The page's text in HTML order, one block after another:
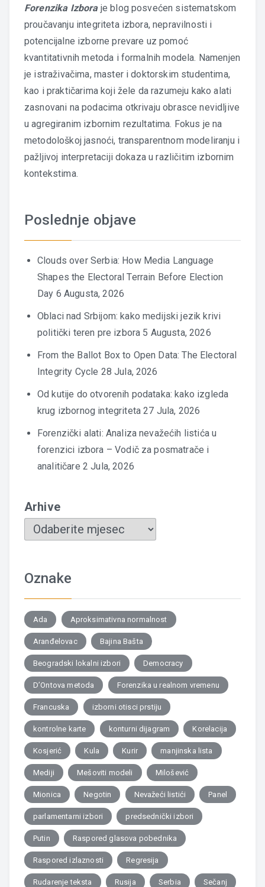
Forenzika Izboraje blog posvećen sistematskom
proučavanju integriteta izbora, nepravilnosti i
potencijalne izborne prevare uz pomoć
kvantitativnih metoda i formalnih modela. Namenjen
je istraživačima, master i doktorskim studentima,
kao i praktičarima koji žele da razumeju kako alati
zasnovani na podacima otkrivaju obrasce nevidljive
u agregiranim izbornim rezultatima. Fokus je na
metodološkoj jasnoći, transparentnom modeliranju i
pažljivoj interpretaciji dokaza u različitim izbornim
kontekstima.
Poslednje objave
Clouds over Serbia: How Media Language
Shapes the Electoral Terrain Before Election
Day 6 Augusta, 2026
Oblaci nad Srbijom: kako medijski jezik krivi
politički teren pre izbora 5 Augusta, 2026
From the Ballot Box to Open Data: The Electoral
Integrity Cycle 28 Jula, 2026
Od kutije do otvorenih podataka: kako izgleda
krug izbornog integriteta 27 Jula, 2026
Forenzički alati: Analiza nevažećih listića u
forenzici izbora – Vodič za posmatrače i
analitičare 2 Jula, 2026
Arhive
Oznake
Ada Aproksimativna normalnost
Aranđelovac Bajina Bašta
Beogradski lokalni izbori Democracy
D’Ontova metoda Forenzika u realnom vremenu
Francuska izborni otisci prstiju
kontrolne karte konturni dijagram Korelacija
Kosjerić Kula Kurir manjinska lista
Mediji Mešoviti modeli Milošević
Mionica Negotin Nevažeći listići Panel
parlamentarni izbori predsednički izbori
Putin Raspored glasova pobednika
Raspored izlaznosti Regresija
Rudarenje teksta Rusija Serbia Sečanj